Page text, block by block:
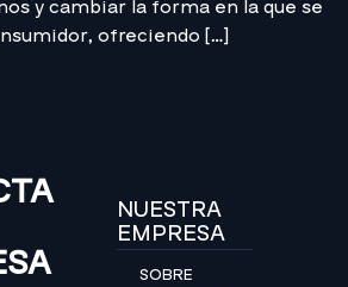
y cambiar la forma en la que se
ofreciendo […]
NUESTRA
EMPRESA
SOBRE